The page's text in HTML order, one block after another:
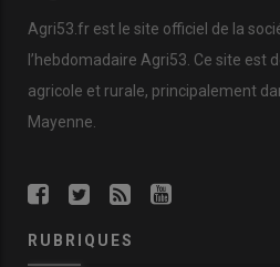
Agri53.fr est le site officiel de la
l’hebdomadaire Agri53. Ce site est
agricole et rurale, principalement
Mayenne.
RUBRIQUES